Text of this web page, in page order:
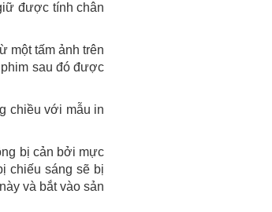
được tính chân
một tấm ảnh trên
sau đó được
chiều với mẫu in
bị cản bởi mực
chiếu sáng sẽ bị
và bắt vào sản